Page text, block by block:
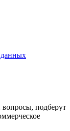
данных
подберут